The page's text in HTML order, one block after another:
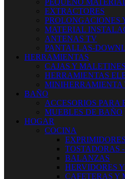
PEQUEÑO
EXTRACTORES
PROLONGACIONES
MATERIAL
ANTENAS TV
PANTALLAS-
HERRAMIENTAS
CAJAS Y
HERRAMIENTAS
MINIHERRAMIENTA
BAÑO
ACCESORIOS PARA
MUEBLES DE BAÑO
HOGAR
COCINA
TOSTADORAS
BALANZAS
HERVIDORES
CAFETERAS Y